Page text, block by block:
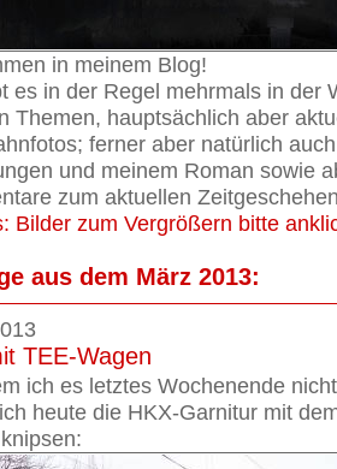
in meinem Blog!
es in der Regel mehrmals in der
Themen, hauptsächlich aber
ferner aber natürlich
und meinem Roman sowie
zum aktuellen
Bilder zum Vergrößern bitte
aus dem März 2013:
TEE-Wagen
ich es letztes Wochenende
heute die HKX-Garnitur mit